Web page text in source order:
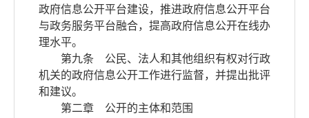
政府信息公开平台建设，推进政府信息公开平台
与政务服务平台融合，提高政府信息公开在线办
理水平。
第九条 公民、法人和其他组织有权对行政
机关的政府信息公开工作进行监督，并提出批评
和建议。
第二章 公开的主体和范围